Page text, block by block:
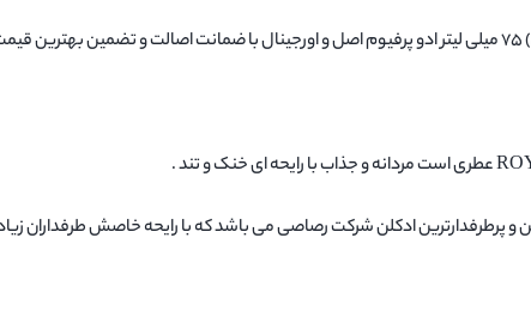
و پرطرفدارترین ادکلن شرکت رصاصی می باشد که با رایحه خاصش طرفداران